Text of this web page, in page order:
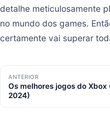
detalhe meticulosamente
no mundo dos games.
certamente vai superar
Navegação
de
posts
ANTERIOR
Os melhores jogos do Xbox
2024)